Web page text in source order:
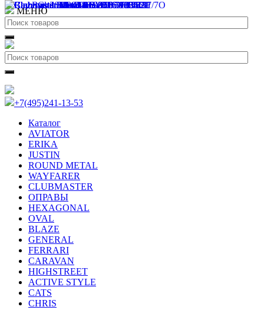
МЕНЮ
+7(495)241-13-53
Каталог
AVIATOR
ERIKA
JUSTIN
ROUND METAL
WAYFARER
CLUBMASTER
ОПРАВЫ
HEXAGONAL
OVAL
BLAZE
GENERAL
FERRARI
CARAVAN
HIGHSTREET
ACTIVE STYLE
CATS
CHRIS